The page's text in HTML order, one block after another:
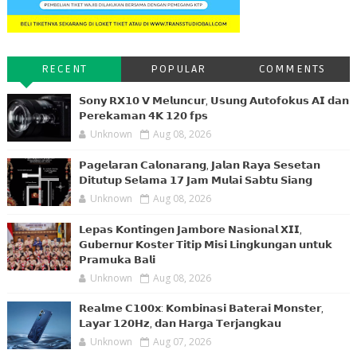
RECENT POPULAR COMMENTS
𝗦𝗼𝗻𝘆 𝗥𝗫𝟭𝟬 𝗩 𝗠𝗲𝗹𝘂𝗻𝗰𝘂𝗿, 𝗨𝘀𝘂𝗻𝗴 𝗔𝘂𝘁𝗼𝗳𝗼𝗸𝘂𝘀 𝗔𝗜 𝗱𝗮𝗻
𝗣𝗲𝗿𝗲𝗸𝗮𝗺𝗮𝗻 𝟰𝗞 𝟭𝟮𝟬 𝗳𝗽𝘀
Unknown Aug 08, 2026
𝗣𝗮𝗴𝗲𝗹𝗮𝗿𝗮𝗻 𝗖𝗮𝗹𝗼𝗻𝗮𝗿𝗮𝗻𝗴, 𝗝𝗮𝗹𝗮𝗻 𝗥𝗮𝘆𝗮 𝗦𝗲𝘀𝗲𝘁𝗮𝗻
𝗗𝗶𝘁𝘂𝘁𝘂𝗽 𝗦𝗲𝗹𝗮𝗺𝗮 𝟭𝟳 𝗝𝗮𝗺 𝗠𝘂𝗹𝗮𝗶 𝗦𝗮𝗯𝘁𝘂 𝗦𝗶𝗮𝗻𝗴
Unknown Aug 08, 2026
𝗟𝗲𝗽𝗮𝘀 𝗞𝗼𝗻𝘁𝗶𝗻𝗴𝗲𝗻 𝗝𝗮𝗺𝗯𝗼𝗿𝗲 𝗡𝗮𝘀𝗶𝗼𝗻𝗮𝗹 𝗫𝗜𝗜,
𝗚𝘂𝗯𝗲𝗿𝗻𝘂𝗿 𝗞𝗼𝘀𝘁𝗲𝗿 𝗧𝗶𝘁𝗶𝗽 𝗠𝗶𝘀𝗶 𝗟𝗶𝗻𝗴𝗸𝘂𝗻𝗴𝗮𝗻 𝘂𝗻𝘁𝘂𝗸
𝗣𝗿𝗮𝗺𝘂𝗸𝗮 𝗕𝗮𝗹𝗶
Unknown Aug 08, 2026
𝗥𝗲𝗮𝗹𝗺𝗲 𝗖𝟭𝟬𝟬𝘅: 𝗞𝗼𝗺𝗯𝗶𝗻𝗮𝘀𝗶 𝗕𝗮𝘁𝗲𝗿𝗮𝗶 𝗠𝗼𝗻𝘀𝘁𝗲𝗿,
𝗟𝗮𝘆𝗮𝗿 𝟭𝟮𝟬𝗛𝘇, 𝗱𝗮𝗻 𝗛𝗮𝗿𝗴𝗮 𝗧𝗲𝗿𝗷𝗮𝗻𝗴𝗸𝗮𝘂
Unknown Aug 07, 2026